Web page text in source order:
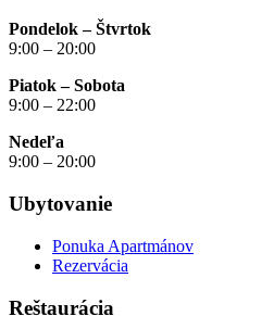
Pondelok – Štvrtok
9:00 – 20:00
Piatok – Sobota
9:00 – 22:00
Nedeľa
9:00 – 20:00
Ubytovanie
Ponuka Apartmánov
Rezervácia
Reštaurácia